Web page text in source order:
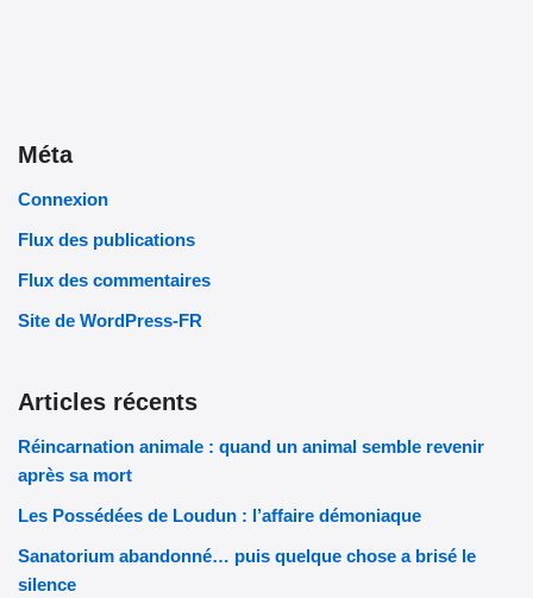
Méta
Connexion
Flux des publications
Flux des commentaires
Site de WordPress-FR
Articles récents
Réincarnation animale : quand un animal semble revenir
après sa mort
Les Possédées de Loudun : l’affaire démoniaque
Sanatorium abandonné… puis quelque chose a brisé le
silence